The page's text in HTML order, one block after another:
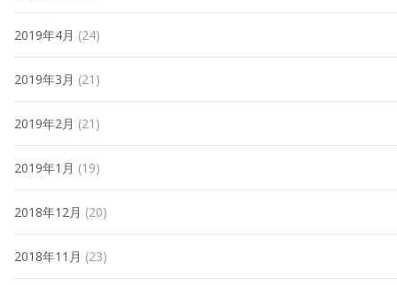
2019年4月 (24)
2019年3月 (21)
2019年2月 (21)
2019年1月 (19)
2018年12月 (20)
2018年11月 (23)